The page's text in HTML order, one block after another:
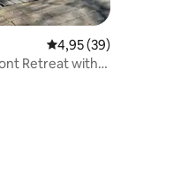
79 Średnia ocena: 4,95
4,95 (39)
Retreat with